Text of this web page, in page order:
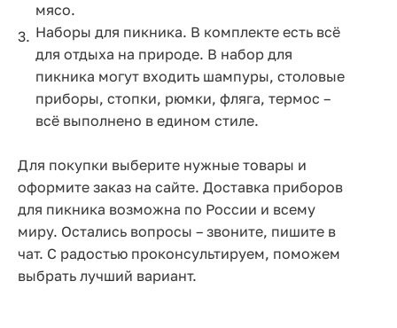
мясо.
Наборы для пикника. В комплекте есть всё
для отдыха на природе. В набор для
пикника могут входить шампуры, столовые
приборы, стопки, рюмки, фляга, термос –
всё выполнено в едином стиле.
Для покупки выберите нужные товары и
оформите заказ на сайте. Доставка приборов
для пикника возможна по России и всему
миру. Остались вопросы – звоните, пишите в
чат. С радостью проконсультируем, поможем
выбрать лучший вариант.